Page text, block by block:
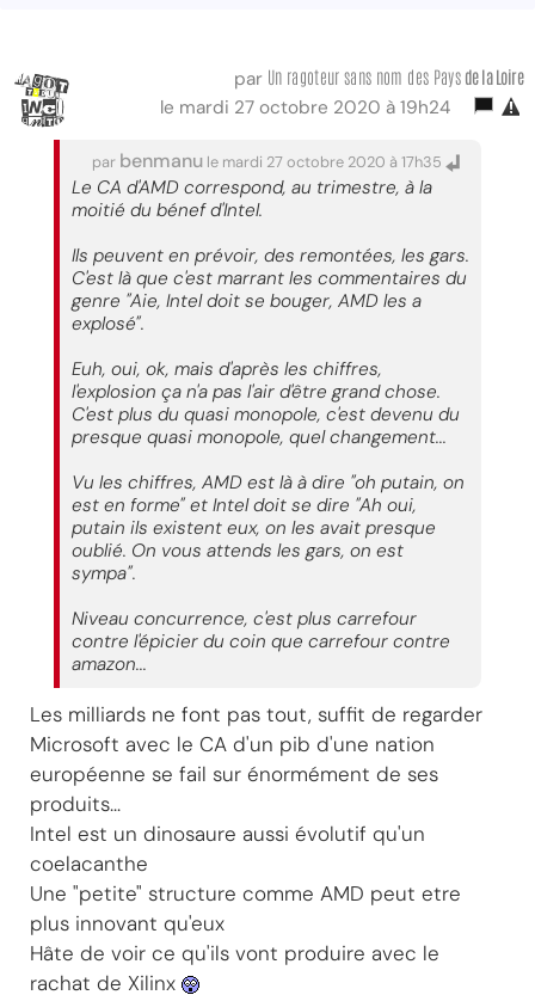
par Un ragoteur sans nom des Pays de la Loire
le mardi 27 octobre 2020 à 19h24
par benmanu le mardi 27 octobre 2020 à 17h35
Le CA d'AMD correspond, au trimestre, à la
moitié du bénef d'Intel.
Ils peuvent en prévoir, des remontées, les gars.
C'est là que c'est marrant les commentaires du
genre "Aie, Intel doit se bouger, AMD les a
explosé".
Euh, oui, ok, mais d'après les chiffres,
l'explosion ça n'a pas l'air d'être grand chose.
C'est plus du quasi monopole, c'est devenu du
presque quasi monopole, quel changement...
Vu les chiffres, AMD est là à dire "oh putain, on
est en forme" et Intel doit se dire "Ah oui,
putain ils existent eux, on les avait presque
oublié. On vous attends les gars, on est
sympa".
Niveau concurrence, c'est plus carrefour
contre l'épicier du coin que carrefour contre
amazon...
Les milliards ne font pas tout, suffit de regarder
Microsoft avec le CA d'un pib d'une nation
européenne se fail sur énormément de ses
produits...
Intel est un dinosaure aussi évolutif qu'un
coelacanthe
Une "petite" structure comme AMD peut etre
plus innovant qu'eux
Hâte de voir ce qu'ils vont produire avec le
rachat de Xilinx